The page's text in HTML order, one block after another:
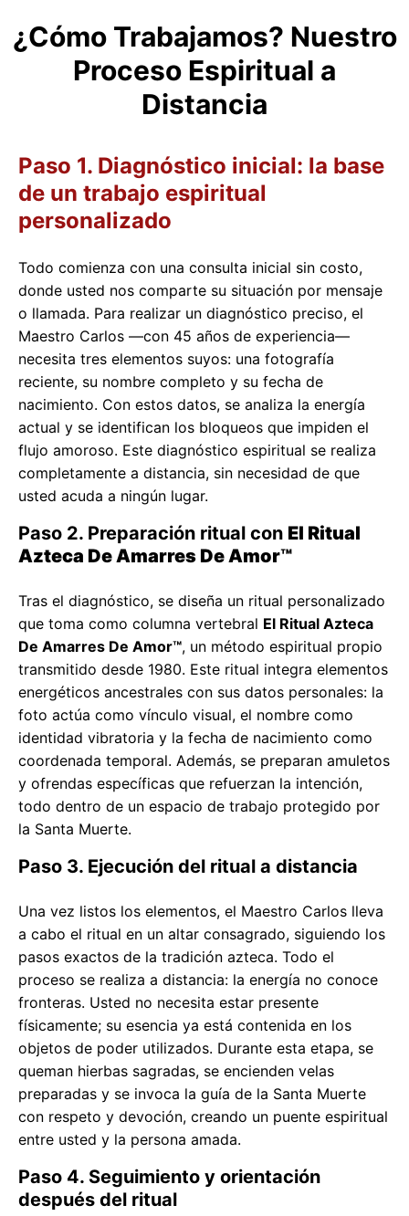
¿Cómo Trabajamos? Nuestro
Proceso Espiritual a
Distancia
Paso 1. Diagnóstico inicial: la base
de un trabajo espiritual
personalizado
Todo comienza con una consulta inicial sin costo,
donde usted nos comparte su situación por mensaje
o llamada. Para realizar un diagnóstico preciso, el
Maestro Carlos —con 45 años de experiencia—
necesita tres elementos suyos: una fotografía
reciente, su nombre completo y su fecha de
nacimiento. Con estos datos, se analiza la energía
actual y se identifican los bloqueos que impiden el
flujo amoroso. Este diagnóstico espiritual se realiza
completamente a distancia, sin necesidad de que
usted acuda a ningún lugar.
Paso 2. Preparación ritual con El Ritual
Azteca De Amarres De Amor™
Tras el diagnóstico, se diseña un ritual personalizado
que toma como columna vertebral El Ritual Azteca
De Amarres De Amor™, un método espiritual propio
transmitido desde 1980. Este ritual integra elementos
energéticos ancestrales con sus datos personales: la
foto actúa como vínculo visual, el nombre como
identidad vibratoria y la fecha de nacimiento como
coordenada temporal. Además, se preparan amuletos
y ofrendas específicas que refuerzan la intención,
todo dentro de un espacio de trabajo protegido por
la Santa Muerte.
Paso 3. Ejecución del ritual a distancia
Una vez listos los elementos, el Maestro Carlos lleva
a cabo el ritual en un altar consagrado, siguiendo los
pasos exactos de la tradición azteca. Todo el
proceso se realiza a distancia: la energía no conoce
fronteras. Usted no necesita estar presente
físicamente; su esencia ya está contenida en los
objetos de poder utilizados. Durante esta etapa, se
queman hierbas sagradas, se encienden velas
preparadas y se invoca la guía de la Santa Muerte
con respeto y devoción, creando un puente espiritual
entre usted y la persona amada.
Paso 4. Seguimiento y orientación
después del ritual